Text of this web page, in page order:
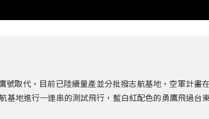
號取代，目前已陸續量產並分批撥志航基地，空軍計畫
基地進行一連串的測試飛行，藍白紅配色的勇鷹飛過台